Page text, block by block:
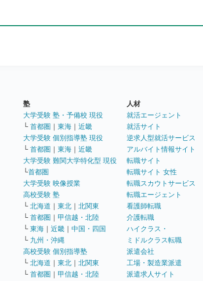
塾
大学受験 塾・予備校 現役
└ 首都圏 ｜ 東海 ｜ 近畿
大学受験 個別指導塾 現役
└ 首都圏 ｜ 東海 ｜ 近畿
大学受験 難関大学特化型 現役
└首都圏
大学受験 映像授業
高校受験 塾
└ 北海道 ｜ 東北 ｜ 北関東
└ 首都圏 ｜ 甲信越・北陸
└ 東海 ｜ 近畿 ｜ 中国・四国
└ 九州・沖縄
高校受験 個別指導塾
└ 北海道 ｜ 東北 ｜ 北関東
└ 首都圏 ｜ 甲信越・北陸
人材
就活エージェント
就活サイト
逆求人型就活サービス
アルバイト情報サイト
転職サイト
転職サイト 女性
転職スカウトサービス
転職エージェント
看護師転職
介護転職
ハイクラス・
ミドルクラス転職
派遣会社
工場・製造業派遣
派遣求人サイト